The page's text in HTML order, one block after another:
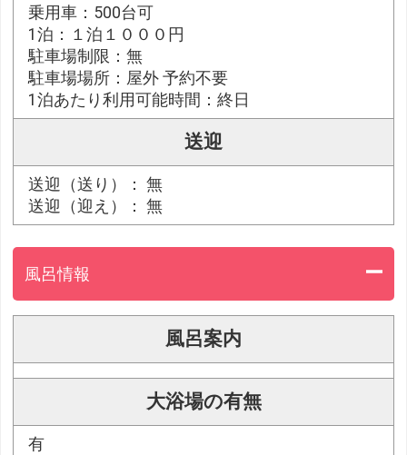
乗用車：500台可
1泊：１泊１０００円
駐車場制限：無
駐車場場所：屋外 予約不要
1泊あたり利用可能時間：終日
送迎
送迎（送り）： 無
送迎（迎え）： 無
風呂情報
風呂案内
大浴場の有無
有